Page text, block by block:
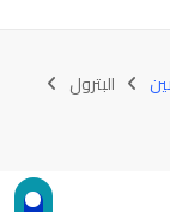
البترول